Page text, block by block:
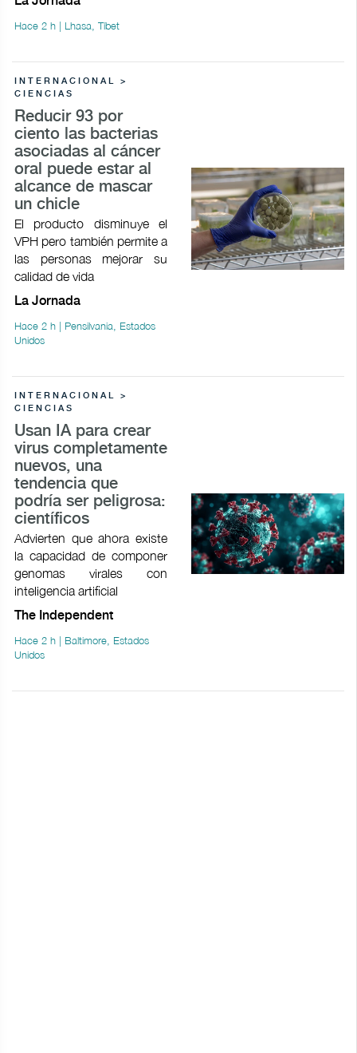
Hace 2 h | Lhasa, Tíbet
INTERNACIONAL >
CIENCIAS
Reducir 93 por
ciento las bacterias
asociadas al cáncer
oral puede estar al
alcance de mascar
un chicle
El producto disminuye el
VPH pero también permite a
las personas mejorar su
calidad de vida
La Jornada
Hace 2 h | Pensilvania, Estados
Unidos
INTERNACIONAL >
CIENCIAS
Usan IA para crear
virus completamente
nuevos, una
tendencia que
podría ser peligrosa:
científicos
Advierten que ahora existe
la capacidad de componer
genomas virales con
inteligencia artificial
The Independent
Hace 2 h | Baltimore, Estados
Unidos